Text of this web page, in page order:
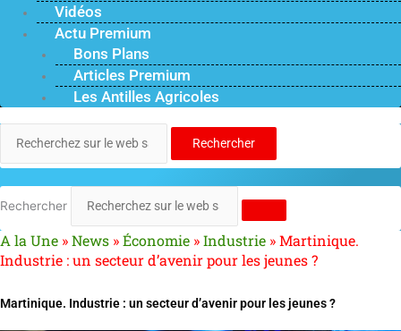
Vidéos
Actu Premium
Bons Plans
Articles Premium
Les Antilles Agricoles
Rechercher
Rechercher
A la Une »News »Économie »Industrie »Martinique.
Industrie : un secteur d’avenir pour les jeunes ?
Martinique. Industrie : un secteur d’avenir pour les jeunes ?